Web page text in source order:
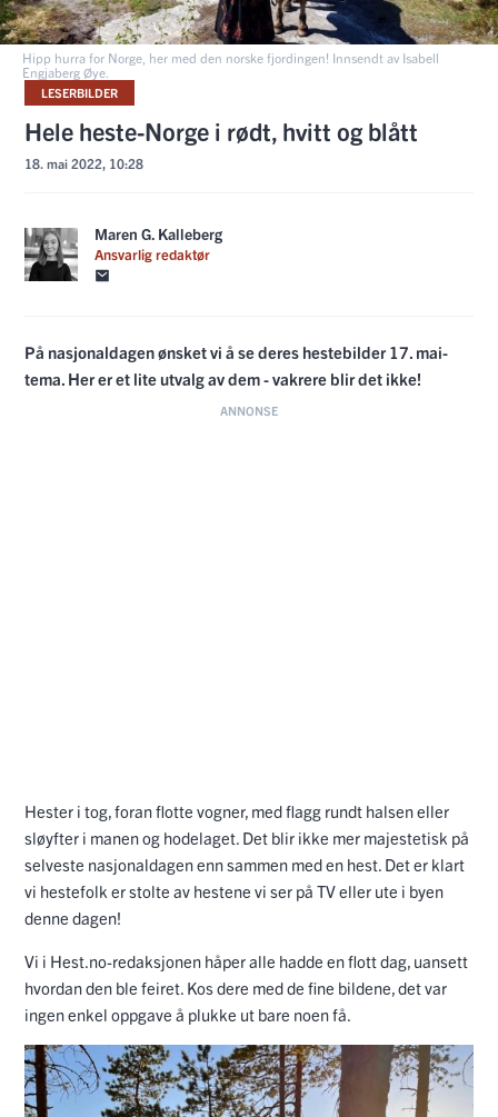
Hipp hurra for Norge, her med den norske fjordingen! Innsendt av Isabell
Engjaberg Øye.
LESERBILDER
Hele heste-Norge i rødt, hvitt og blått
18. mai 2022, 10:28
Maren G. Kalleberg
Ansvarlig redaktør
På nasjonaldagen ønsket vi å se deres hestebilder 17. mai-
tema. Her er et lite utvalg av dem - vakrere blir det ikke!
Hester i tog, foran flotte vogner, med flagg rundt halsen eller
sløyfter i manen og hodelaget. Det blir ikke mer majestetisk på
selveste nasjonaldagen enn sammen med en hest. Det er klart
vi hestefolk er stolte av hestene vi ser på TV eller ute i byen
denne dagen!
Vi i Hest.no-redaksjonen håper alle hadde en flott dag, uansett
hvordan den ble feiret. Kos dere med de fine bildene, det var
ingen enkel oppgave å plukke ut bare noen få.